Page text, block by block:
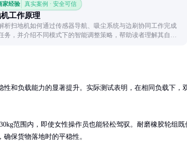
家经验 真实案例 · 安全可信
工作原理
析扫地机如何通过传感器导航、吸尘系统与边刷协同工作完成
务，并介绍不同模式下的智能调整策略，帮助读者理解其自动
和负载能力的显著提升。实际测试表明，在相同负载下，
范围内，即使女性操作员也能轻松驾驭。耐磨橡胶轮组
保货物落地时的平稳性。